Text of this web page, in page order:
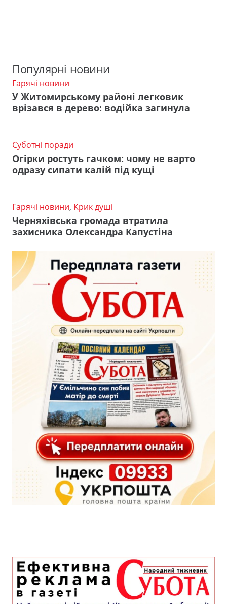
Популярні новини
Гарячі новини
У Житомирському районі легковик
врізався в дерево: водійка загинула
Суботні поради
Огірки ростуть гачком: чому не варто
одразу сипати калій під кущі
Гарячі новини, Крик душі
Черняхівська громада втратила
захисника Олександра Капустіна